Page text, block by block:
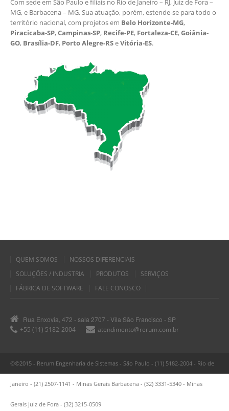
Com sede em São Paulo e filiais no Rio de Janeiro – RJ, Juiz de Fora –
MG, e Barbacena – MG. Sua atuação, porém, estende-se para todo o
território nacional, com projetos em Belo Horizonte-MG,
Piracicaba-SP,Campinas-SP, Recife-PE, Fortaleza-CE,Goiânia-
GO, Brasília-DF, Porto Alegre-RSeVitória-ES.
QUEM SOMOS
NOSSOS DIFERENCIAIS
SOLUÇÕES / INDUSTRIA
PRODUTOS
SERVIÇOS
FÁBRICA DE SOFTWARE
FALE CONOSCO
Rua Enxovia, 472 - sala 2707 - Vila São Francisco - SP
+55 (11) 5182-2004
atendimento@rerum.com.br
©©2015 - Rerum Engenharia de Sistemas - São Paulo - (11) 5182-2004 - Rio de
Janeiro - (21) 2507-1141 - Minas Gerais Barbacena - (32) 3331-5340 - Minas
Gerais Juiz de Fora - (32) 3215-0509